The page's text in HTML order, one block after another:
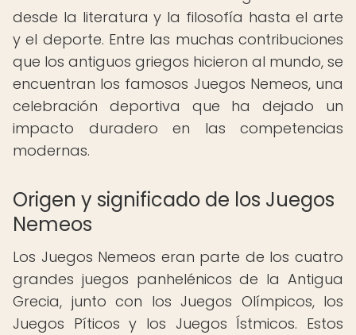
desde la literatura y la filosofía hasta el arte
y el deporte. Entre las muchas contribuciones
que los antiguos griegos hicieron al mundo, se
encuentran los famosos Juegos Nemeos, una
celebración deportiva que ha dejado un
impacto duradero en las competencias
modernas.
Origen y significado de los Juegos
Nemeos
Los Juegos Nemeos eran parte de los cuatro
grandes juegos panhelénicos de la Antigua
Grecia, junto con los Juegos Olímpicos, los
Juegos Píticos y los Juegos Ístmicos. Estos